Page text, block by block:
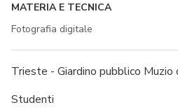
MATERIA E TECNICA
Fotografia digitale
Trieste - Giardino pubblico Muzio
Studenti